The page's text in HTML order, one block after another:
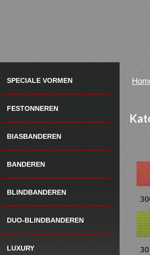
Sidebar
SPECIALE VORMEN
FESTONNEREN
BIASBANDEREN
BANDEREN
BLINDBANDEREN
DUO-BLINDBANDEREN
LUXURY